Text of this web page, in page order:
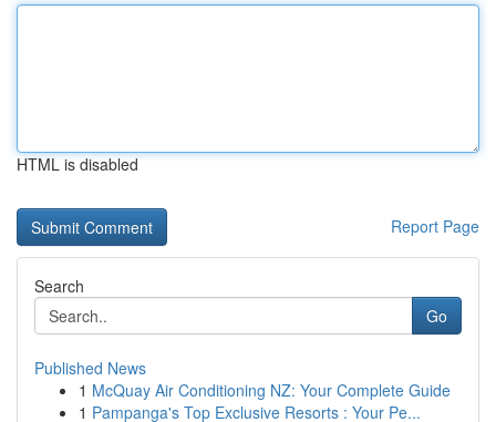
HTML is disabled
Report Page
Search
Go
Published News
1 McQuay Air Conditioning NZ: Your Complete Guide
1 Pampanga's Top Exclusive Resorts : Your Pe...